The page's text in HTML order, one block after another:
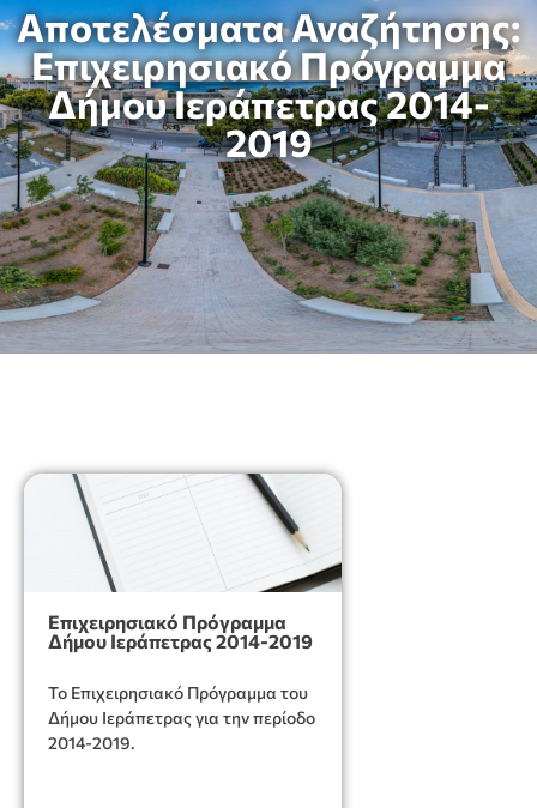
Αποτελέσματα Αναζήτησης:
Επιχειρησιακό Πρόγραμμα
Δήμου Ιεράπετρας 2014-
2019
Επιχειρησιακό Πρόγραμμα
Δήμου Ιεράπετρας 2014-2019
To Επιχειρησιακό Πρόγραμμα του
Δήμου Ιεράπετρας για την περίοδο
2014-2019.